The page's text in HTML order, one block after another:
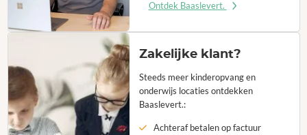
Ontdek Baaslevert.
Zakelijke klant?
Steeds meer kinderopvang en
onderwijs locaties ontdekken
Baaslevert.:
Achteraf betalen op factuur